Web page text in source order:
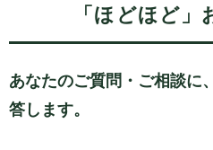
「ほどほど」
あなたのご質問・ご相談に
答します。